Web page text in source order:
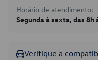
Horário de atendimento:
Segunda à sexta, das 8h
Verifique a